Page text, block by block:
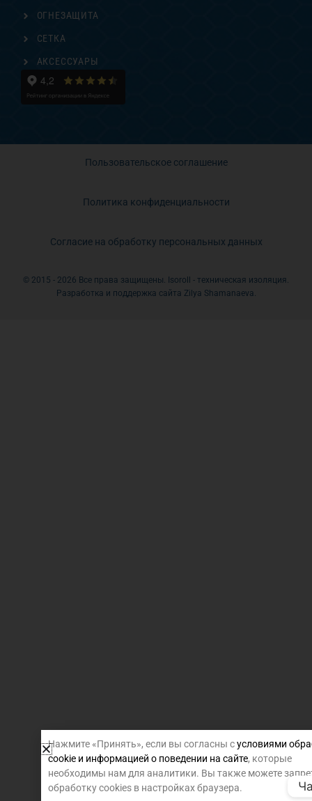
ОГНЕЗАЩИТА
СЕТКА
АКСЕССУАРЫ
Пользовательское соглашение
Политика конфиденциальности
Согласие на обработку персональных данных
© 2015 - 2026 Все права защищены. Isoroll - техническая изоляция.
Разработка и поддержка сайта Zilya Shamanaeva.
Нажмите «Принять», если вы согласны сусловиями
cookie и информацией о поведении на сайте, которые
необходимы нам для аналитики. Вы также можете
обработку cookies в настройках браузера.